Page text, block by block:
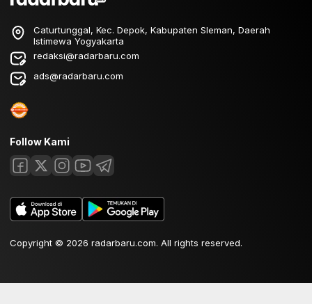
Caturtunggal, Kec. Depok, Kabupaten Sleman, Daerah
Istimewa Yogyakarta
redaksi@radarbaru.com
ads@radarbaru.com
Follow Kami
Copyright © 2026 radarbaru.com. All rights reserved.